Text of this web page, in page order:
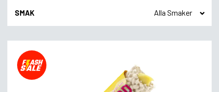
SMAK